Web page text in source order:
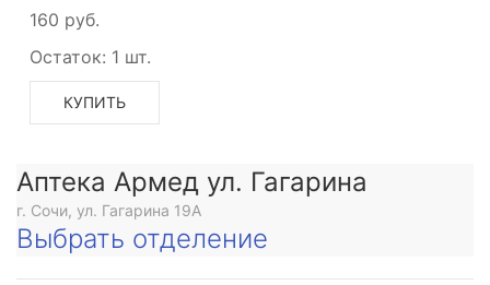
160 руб.
Остаток: 1 шт.
КУПИТЬ
Аптека Армед ул. Гагарина
г. Сочи, ул. Гагарина 19А
Выбрать отделение